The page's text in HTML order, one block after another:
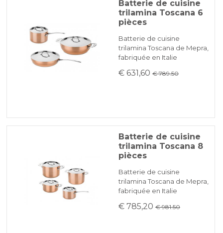
Batterie de cuisine
trilamina Toscana 6
pièces
Batterie de cuisine
trilamina Toscana de Mepra,
fabriquée en Italie
€ 631,60 € 789.50
Batterie de cuisine
trilamina Toscana 8
pièces
Batterie de cuisine
trilamina Toscana de Mepra,
fabriquée en Italie
€ 785,20 € 981.50